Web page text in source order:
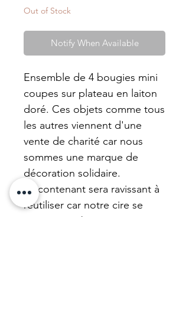
Out of Stock
Notify When Available
Ensemble de 4 bougies mini
coupes sur plateau en laiton
doré. Ces objets comme tous
les autres viennent d'une
vente de charité car nous
sommes une marque de
décoration solidaire.
Le contenant sera ravissant à
réutiliser car notre cire se
nettoie très bien.